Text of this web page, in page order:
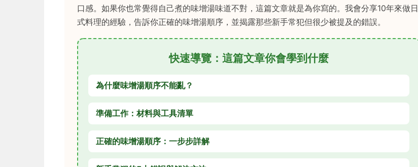
口感。如果你也常覺得自己煮的味增湯味道不對，這篇文章就是為你寫的。我會分享10年來做日
式料理的經驗，告訴你正確的味增湯順序，並揭露那些新手常犯但很少被提及的錯誤。
快速導覽：這篇文章你會學到什麼
為什麼味增湯順序不能亂？
準備工作：材料與工具清單
正確的味增湯順序：一步步詳解